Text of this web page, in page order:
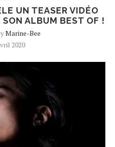
UN TEASER VIDÉO
ALBUM BEST OF !
Marine-Bee
2020